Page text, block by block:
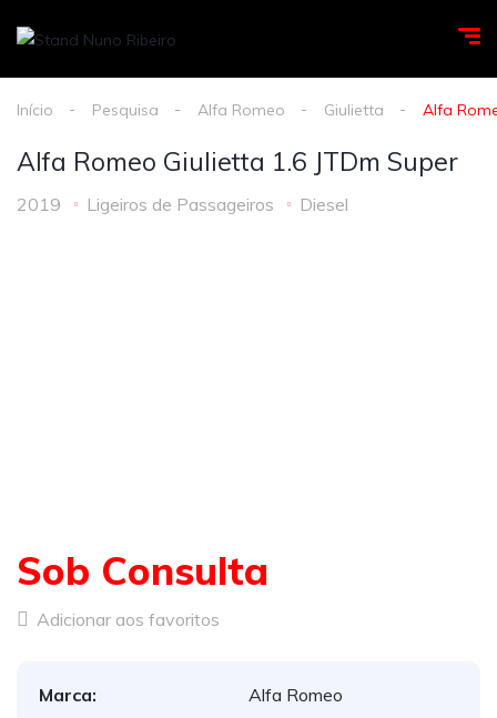
Início Pesquisa Alfa Romeo Giulietta Alfa
Alfa Romeo Giulietta 1.6 JTDm Super
2019 Ligeiros de Passageiros Diesel
Sob Consulta
Adicionar aos favoritos
Marca:
Alfa Romeo